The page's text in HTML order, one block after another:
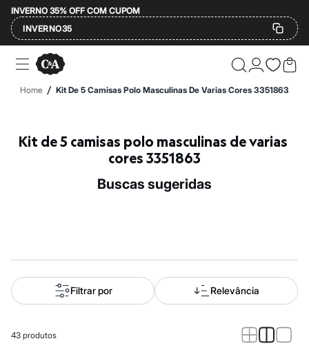
INVERNO 35% OFF COM CUPOM
INVERNO35
Ofertas
Compre por Departamento
Feminino
Masculino
Mindse7
Plus Size
Novidades
Roupas
Blusas e Camisetas
Básicos
Jeans
Home / Kit De 5 Camisas Polo Masculinas De Varias Cores 3351863
Kit de 5 camisas polo masculinas de varias
cores 3351863
buscas sugeridas
Filtrar por Relevância
43 produtos